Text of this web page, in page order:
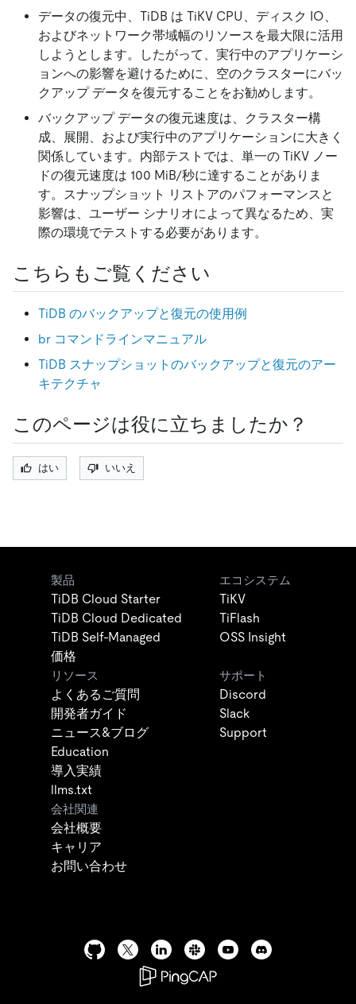
データの復元中、TiDB は TiKV CPU、ディスク IO、
およびネットワーク帯域幅のリソースを最大限に活用
しようとします。したがって、実行中のアプリケーシ
ョンへの影響を避けるために、空のクラスターにバッ
クアップ データを復元することをお勧めします。
バックアップ データの復元速度は、クラスター構
成、展開、および実行中のアプリケーションに大きく
関係しています。内部テストでは、単一の TiKV ノー
ドの復元速度は 100 MiB/秒に達することがありま
す。スナップショット リストアのパフォーマンスと
影響は、ユーザー シナリオによって異なるため、実
際の環境でテストする必要があります。
こちらもご覧ください
TiDB のバックアップと復元の使用例
br コマンドラインマニュアル
TiDB スナップショットのバックアップと復元のアー
キテクチャ
このページは役に立ちましたか？
はい いいえ
製品
TiDB Cloud Starter
TiDB Cloud Dedicated
TiDB Self-Managed
価格
エコシステム
TiKV
TiFlash
OSS Insight
リソース
よくあるご質問
開発者ガイド
ニュース&ブログ
Education
導入実績
llms.txt
サポート
Discord
Slack
Support
会社関連
会社概要
キャリア
お問い合わせ